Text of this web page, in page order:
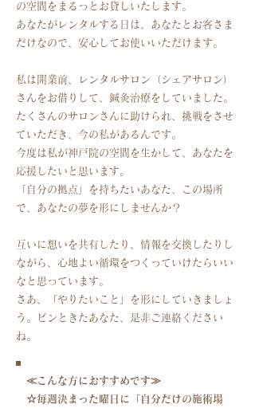
の空間をまるっとお貸しいたします。
あなたがレンタルする日は、あなたとお客さま
だけなので、安心してお使いいただけます。
私は開業前、レンタルサロン（シェアサロン）
さんをお借りして、 鍼灸治療をしていました。
たくさんのサロンさんに助けられ、挑戦をさせ
ていただき、今の私があるんです。
今度は私が神戸院の空間を生かして、あなたを
応援したいと思います。
「自分の拠点」を持ちたいあなた、この場所
で、あなたの夢を形にしませんか？
​互いに想いを共有したり、情報を交換したりし
ながら、心地よい循環をつくっていけたらいい
なと思っています。
さあ、「やりたいこと」を形にしていきましょ
う。
ピンときたあなた、是非ご連絡ください
ね。
≪こんな方 におすすめです≫
☆毎週決まった曜日に「自分だけの施術場